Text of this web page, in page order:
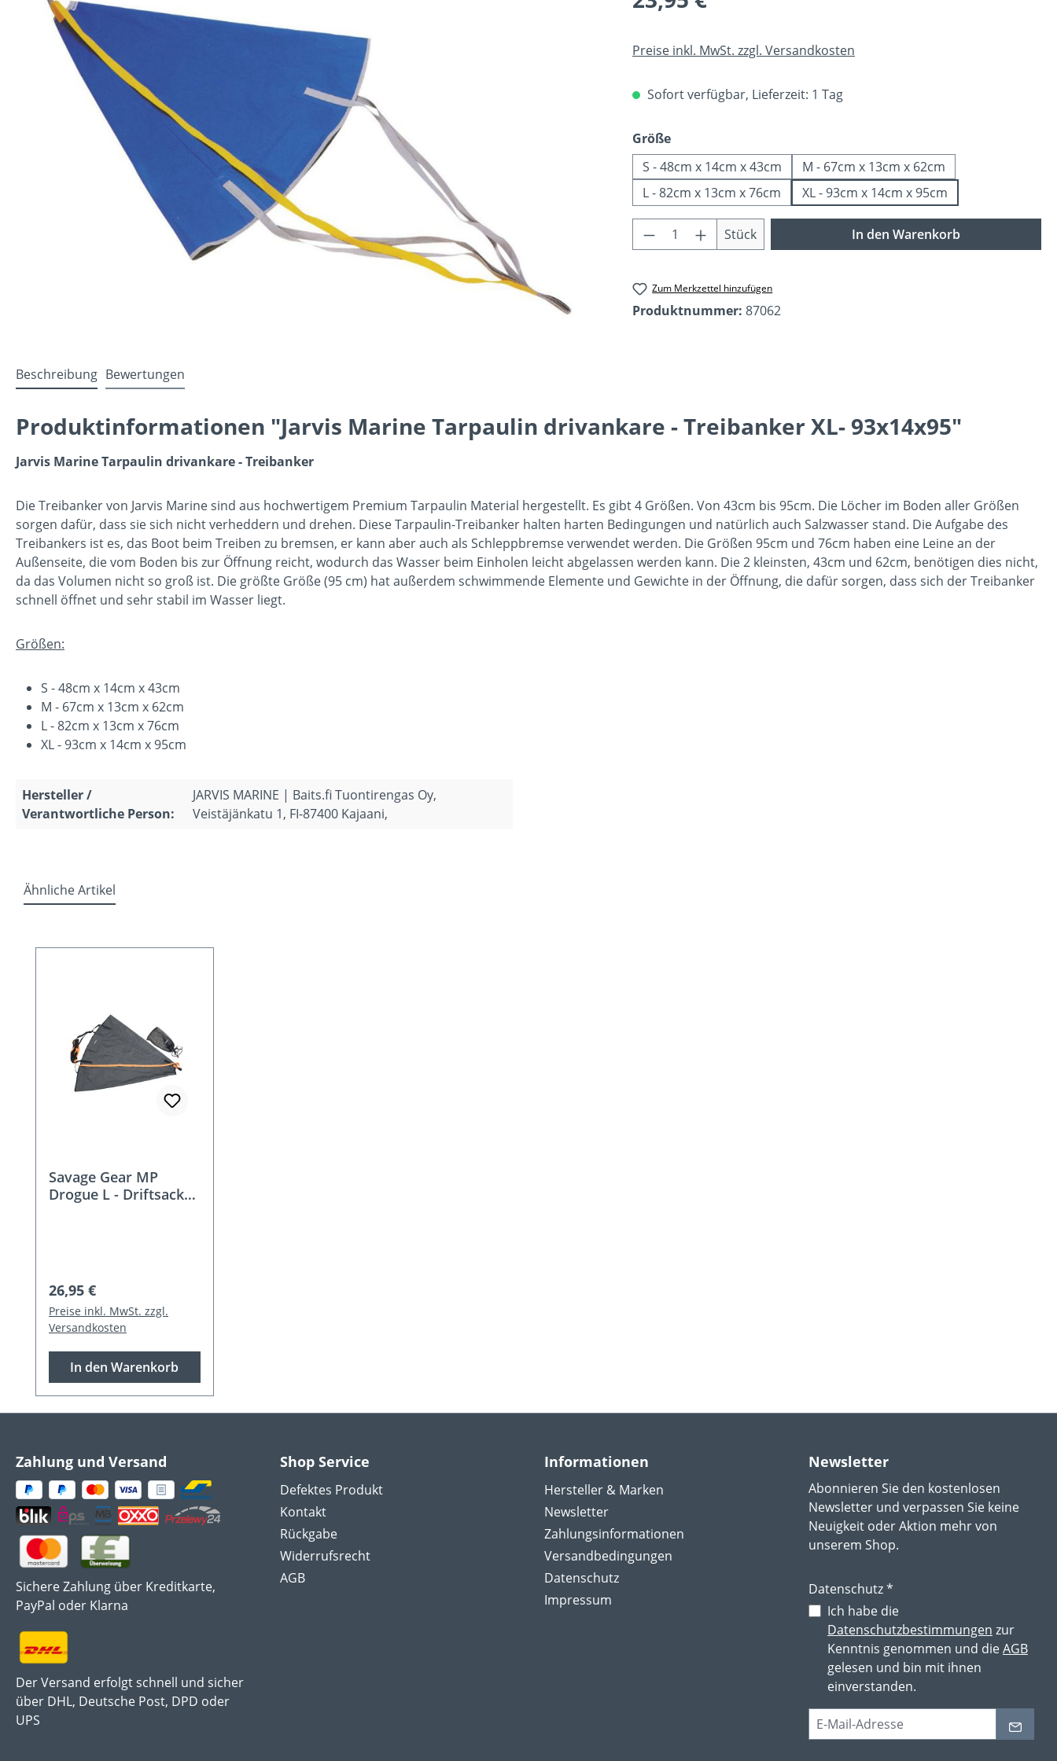
Preise inkl. MwSt. zzgl. Versandkosten
Sofort verfügbar, Lieferzeit: 1 Tag
Größeauswählen
S - 48cm x 14cm x 43cm
M - 67cm x 13cm x 62cm
L - 82cm x 13cm x 76cm
XL - 93cm x 14cm x 95cm
Produkt Anzahl: Gib den gewünschten Wert
Stück In den Warenkorb
Zum Merkzettel hinzufügen
Produktnummer: 87062
Beschreibung Bewertungen
Produktinformationen "Jarvis Marine Tarpaulin drivankare - Treibanker XL- 93x14x95"
Jarvis Marine Tarpaulin drivankare - Treibanker
Die Treibanker von Jarvis Marine sind aus hochwertigem Premium Tarpaulin Material hergestellt. Es gibt 4 Größen. Von 43cm bis 95cm. Die Löcher im Boden aller Größen
sorgen dafür, dass sie sich nicht verheddern und drehen. Diese Tarpaulin-Treibanker halten harten Bedingungen und natürlich auch Salzwasser stand. Die Aufgabe des
Treibankers ist es, das Boot beim Treiben zu bremsen, er kann aber auch als Schleppbremse verwendet werden. Die Größen 95cm und 76cm haben eine Leine an der
Außenseite, die vom Boden bis zur Öffnung reicht, wodurch das Wasser beim Einholen leicht abgelassen werden kann. Die 2 kleinsten, 43cm und 62cm, benötigen dies nicht,
da das Volumen nicht so groß ist. Die größte Größe (95 cm) hat außerdem schwimmende Elemente und Gewichte in der Öffnung, die dafür sorgen, dass sich der Treibanker
schnell öffnet und sehr stabil im Wasser liegt.
Größen:
S - 48cm x 14cm x 43cm
M - 67cm x 13cm x 62cm
L - 82cm x 13cm x 76cm
XL - 93cm x 14cm x 95cm
Hersteller /
Verantwortliche Person:
JARVIS MARINE | Baits.fi Tuontirengas Oy,
Veistäjänkatu 1, FI-87400 Kajaani,
Ähnliche Artikel
Savage Gear MP
Drogue L - Driftsack
Regulärer Preis:
26,95 €
Preise inkl. MwSt. zzgl.
Versandkosten
In den Warenkorb
Zahlung und Versand
Sichere Zahlung über Kreditkarte,
PayPal oder Klarna
Der Versand erfolgt schnell und sicher
über DHL, Deutsche Post, DPD oder
UPS
Shop Service
Defektes Produkt
Kontakt
Rückgabe
Widerrufsrecht
AGB
Informationen
Hersteller & Marken
Newsletter
Zahlungsinformationen
Versandbedingungen
Datenschutz
Impressum
Newsletter
Abonnieren Sie den kostenlosen
Newsletter und verpassen Sie keine
Neuigkeit oder Aktion mehr von
unserem Shop.
Datenschutz *
Ich habe die
Datenschutzbestimmungen zur
Kenntnis genommen und dieAGB
gelesen und bin mit ihnen
einverstanden.